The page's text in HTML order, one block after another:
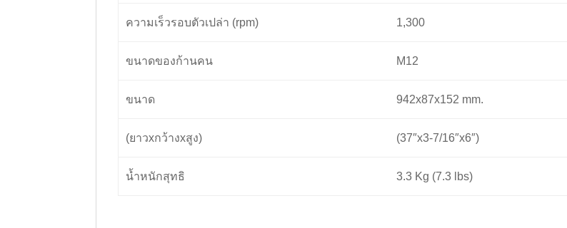
ความเร็วรอบตัวเปล่า (rpm) 1,300
ขนาดของก้านคน M12
ขนาด 942x87x152 mm.
(ยาวxกว้างxสูง) (37″x3-7/16″x6″)
น้ำหนักสุทธิ 3.3 Kg (7.3 lbs)